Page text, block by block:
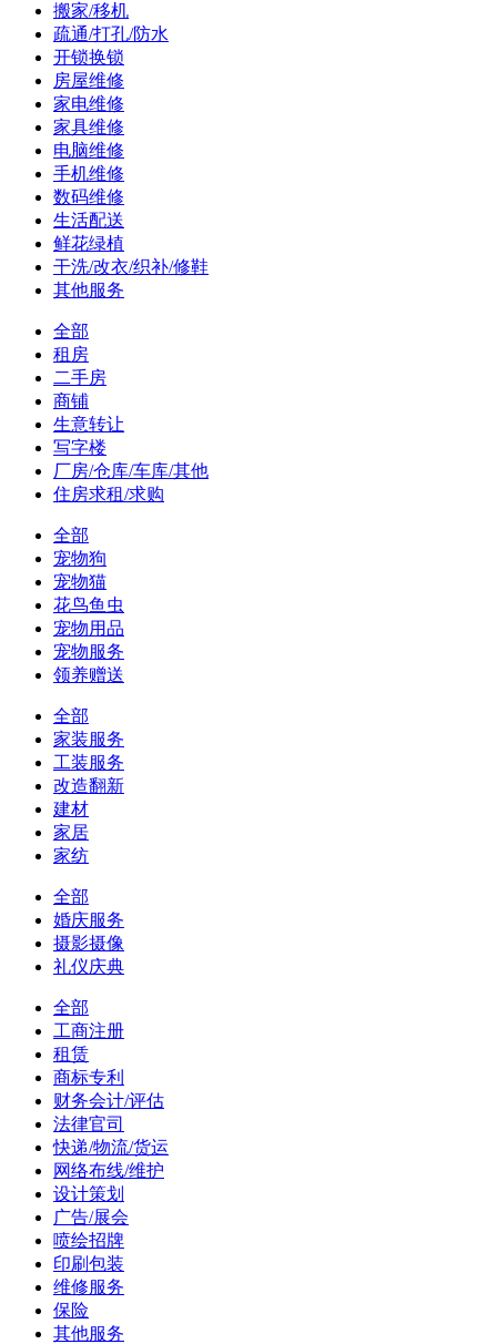
搬家/移机
疏通/打孔/防水
开锁换锁
房屋维修
家电维修
家具维修
电脑维修
手机维修
数码维修
生活配送
鲜花绿植
干洗/改衣/织补/修鞋
其他服务
全部
租房
二手房
商铺
生意转让
写字楼
厂房/仓库/车库/其他
住房求租/求购
全部
宠物狗
宠物猫
花鸟鱼虫
宠物用品
宠物服务
领养赠送
全部
家装服务
工装服务
改造翻新
建材
家居
家纺
全部
婚庆服务
摄影摄像
礼仪庆典
全部
工商注册
租赁
商标专利
财务会计/评估
法律官司
快递/物流/货运
网络布线/维护
设计策划
广告/展会
喷绘招牌
印刷包装
维修服务
保险
其他服务